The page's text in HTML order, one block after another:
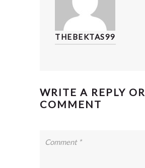
THEBEKTAS99
WRITE A REPLY OR
COMMENT